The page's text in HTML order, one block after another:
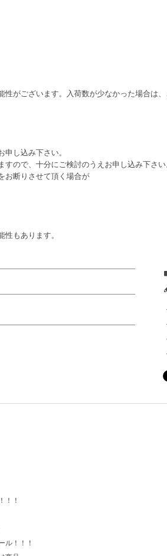
がございます。入荷数が少なかった場合は
し込み下さい。
ので、十分にご検討のうえお申し込み下さい
お断りさせて頂く場合が
もあります。
！！
ル！！！